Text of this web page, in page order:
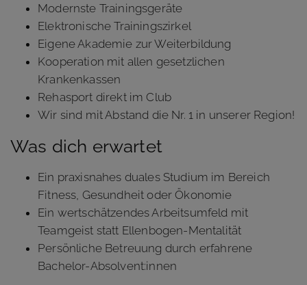
Modernste Trainingsgeräte
Elektronische Trainingszirkel
Eigene Akademie zur Weiterbildung
Kooperation mit allen gesetzlichen
Krankenkassen
Rehasport direkt im Club
Wir sind mit Abstand die Nr. 1 in unserer Region!
Was dich erwartet
Ein praxisnahes duales Studium im Bereich
Fitness, Gesundheit oder Ökonomie
Ein wertschätzendes Arbeitsumfeld mit
Teamgeist statt Ellenbogen-Mentalität
Persönliche Betreuung durch erfahrene
Bachelor-Absolvent:innen